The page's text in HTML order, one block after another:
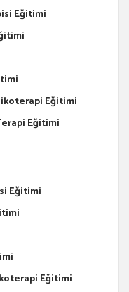
Eğitimi
Eğitimi
Eğitimi
Eğitimi
Eğitimi